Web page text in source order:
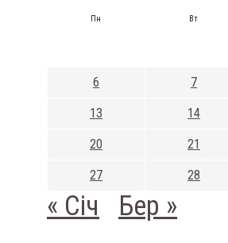
Пн Вт
6 7
13 14
20 21
27 28
« Січ Бер »